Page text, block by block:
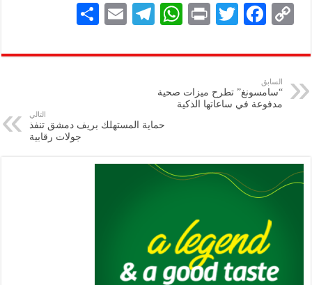
C
p
y
Li
F
eb
k
T
tt
P
nt
W
at
A
p
Te
gr
E
ai
ar
السابق
“سامسونغ” تطرح ميزات صحية
مدفوعة في ساعاتها الذكية
التالي
حماية المستهلك بريف دمشق تنفذ
جولات رقابية